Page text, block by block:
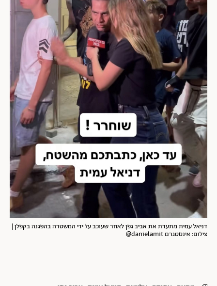
דניאל עמית מתעדת את אביב גפן לאחר שעוכב על ידי המשטרה בהפגנה בקפלן |
צילום: אינסטגרם danielamit@